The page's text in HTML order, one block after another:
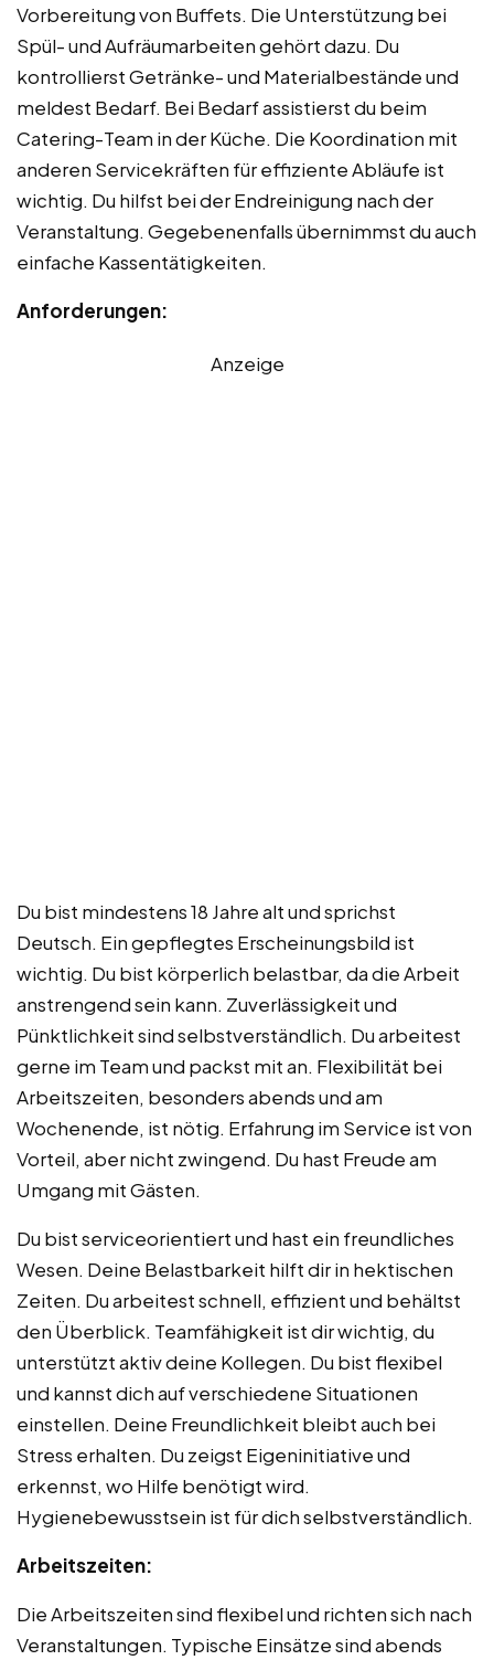
Vorbereitung von Buffets. Die Unterstützung bei
Spül- und Aufräumarbeiten gehört dazu. Du
kontrollierst Getränke- und Materialbestände und
meldest Bedarf. Bei Bedarf assistierst du beim
Catering-Team in der Küche. Die Koordination mit
anderen Servicekräften für effiziente Abläufe ist
wichtig. Du hilfst bei der Endreinigung nach der
Veranstaltung. Gegebenenfalls übernimmst du auch
einfache Kassentätigkeiten.
Anforderungen:
Anzeige
Du bist mindestens 18 Jahre alt und sprichst
Deutsch. Ein gepflegtes Erscheinungsbild ist
wichtig. Du bist körperlich belastbar, da die Arbeit
anstrengend sein kann. Zuverlässigkeit und
Pünktlichkeit sind selbstverständlich. Du arbeitest
gerne im Team und packst mit an. Flexibilität bei
Arbeitszeiten, besonders abends und am
Wochenende, ist nötig. Erfahrung im Service ist von
Vorteil, aber nicht zwingend. Du hast Freude am
Umgang mit Gästen.
Du bist serviceorientiert und hast ein freundliches
Wesen. Deine Belastbarkeit hilft dir in hektischen
Zeiten. Du arbeitest schnell, effizient und behältst
den Überblick. Teamfähigkeit ist dir wichtig, du
unterstützt aktiv deine Kollegen. Du bist flexibel
und kannst dich auf verschiedene Situationen
einstellen. Deine Freundlichkeit bleibt auch bei
Stress erhalten. Du zeigst Eigeninitiative und
erkennst, wo Hilfe benötigt wird.
Hygienebewusstsein ist für dich selbstverständlich.
Arbeitszeiten:
Die Arbeitszeiten sind flexibel und richten sich nach
Veranstaltungen. Typische Einsätze sind abends